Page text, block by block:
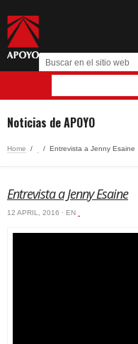
Noticias de APOYO
Home / / Entrevista a Jenny Esaine
Entrevista a Jenny Esaine
12 APRIL, 2016 · EN